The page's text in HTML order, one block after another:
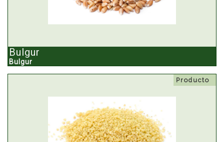
Bulgur
Bulgur
Producto